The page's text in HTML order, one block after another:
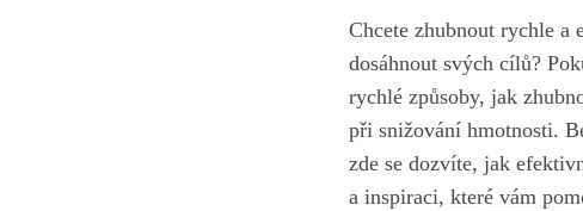
Chcete zhubnout rychle a
dosáhnout svých cílů?
rychlé způsoby, jak
při snižování hmotnosti.
zde se dozvíte, jak
a inspiraci, které vám